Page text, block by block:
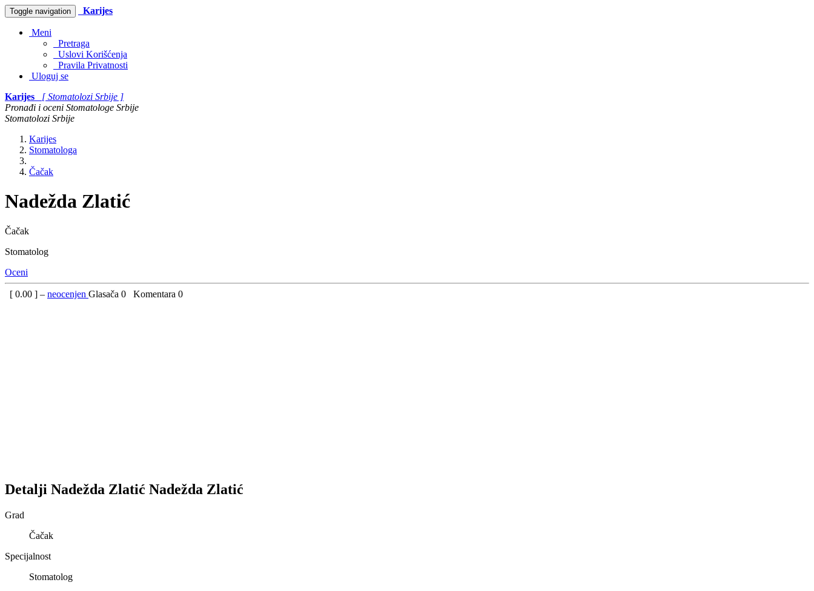
Toggle navigation Karijes
Meni
Pretraga
Uslovi Korišćenja
Pravila Privatnosti
Uloguj se
Karijes
[ Stomatolozi Srbije ]
Pronađi i oceni Stomatologe Srbije
Stomatolozi Srbije
Karijes
Stomatologa
Čačak
Nadežda Zlatić
Čačak
Stomatolog
Oceni
[ 0.00 ] – neocenjen Glasača 0 Komentara 0
Detalji Nadežda Zlatić Nadežda Zlatić
Grad
Čačak
Specijalnost
Stomatolog